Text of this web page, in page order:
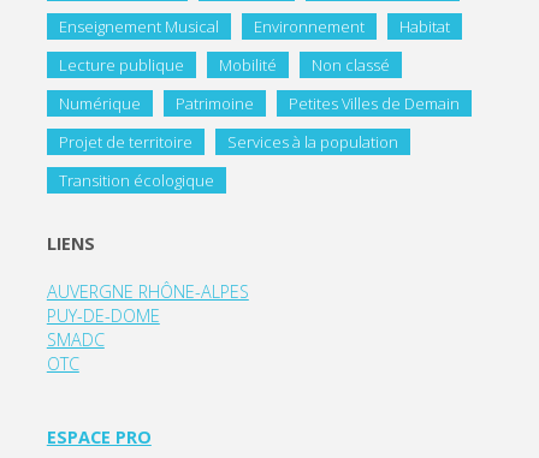
Enseignement Musical
Environnement
Habitat
Lecture publique
Mobilité
Non classé
Numérique
Patrimoine
Petites Villes de Demain
Projet de territoire
Services à la population
Transition écologique
LIENS
AUVERGNE RHÔNE-ALPES
PUY-DE-DOME
SMADC
OTC
ESPACE PRO